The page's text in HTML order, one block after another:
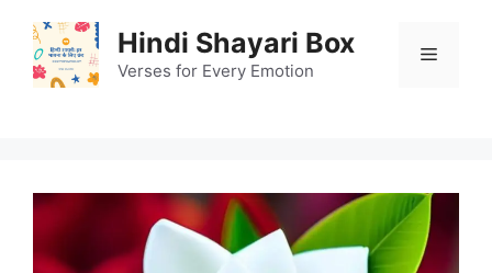
content
Hindi Shayari Box
Verses for Every Emotion
Menu